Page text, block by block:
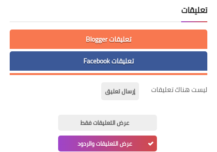
تعليقات
تعليقات Blogger
تعليقات Facebook
ليست هناك تعليقات إرسال تعليق
عرض التعليقات فقط
عرض التعليقات والردود